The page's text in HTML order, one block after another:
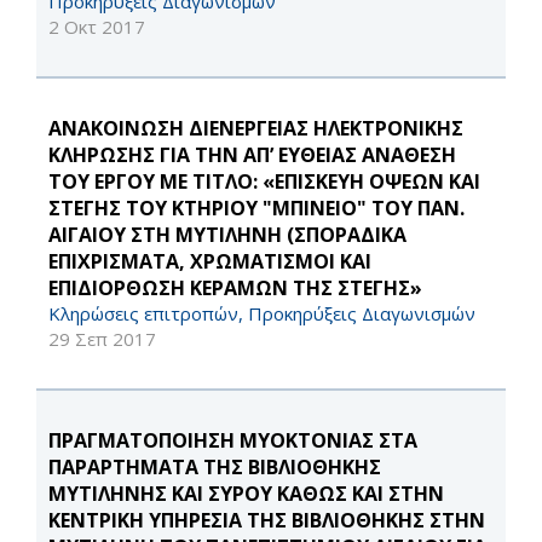
2 Οκτ 2017
ΑΝΑΚΟΙΝΩΣΗ ΔΙΕΝΕΡΓΕΙΑΣ ΗΛΕΚΤΡΟΝΙΚΗΣ
ΚΛΗΡΩΣΗΣ ΓΙΑ ΤΗΝ ΑΠ’ ΕΥΘΕΙΑΣ ΑΝΑΘΕΣΗ
ΤΟΥ ΕΡΓΟΥ ΜΕ ΤΙΤΛΟ: «ΕΠΙΣΚΕΥΗ ΟΨΕΩΝ ΚΑΙ
ΣΤΕΓΗΣ ΤΟΥ ΚΤΗΡΙΟΥ "ΜΠΙΝΕΙΟ" ΤΟΥ ΠΑΝ.
ΑΙΓΑΙΟΥ ΣΤΗ ΜΥΤΙΛΗΝΗ (ΣΠΟΡΑΔΙΚΑ
ΕΠΙΧΡΙΣΜΑΤΑ, ΧΡΩΜΑΤΙΣΜΟΙ ΚΑΙ
ΕΠΙΔΙΟΡΘΩΣΗ ΚΕΡΑΜΩΝ ΤΗΣ ΣΤΕΓΗΣ»
Κληρώσεις επιτροπών, Προκηρύξεις Διαγωνισμών
29 Σεπ 2017
ΠΡΑΓΜΑΤΟΠΟΙΗΣΗ ΜΥΟΚΤΟΝΙΑΣ ΣΤΑ
ΠΑΡΑΡΤΗΜΑΤΑ ΤΗΣ ΒΙΒΛΙΟΘΗΚΗΣ
ΜΥΤΙΛΗΝΗΣ ΚΑΙ ΣΥΡΟΥ ΚΑΘΩΣ ΚΑΙ ΣΤΗΝ
ΚΕΝΤΡΙΚΗ ΥΠΗΡΕΣΙΑ ΤΗΣ ΒΙΒΛΙΟΘΗΚΗΣ ΣΤΗΝ